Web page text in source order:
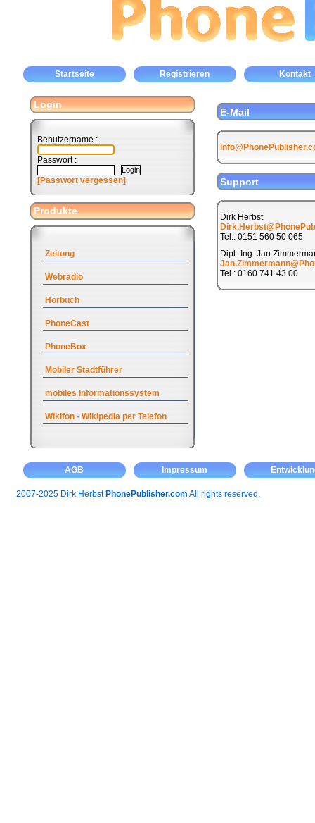
Startseite Registrieren Kontakt
Login
Benutzername :
Passwort :
[Passwort vergessen]
Produkte
Zeitung
Webradio
Hörbuch
PhoneCast
PhoneBox
Mobiler Stadtführer
mobiles Informationssystem
Wikifon - Wikipedia per Telefon
E-Mail
Support
Dirk Herbst
Tel.: 0151 560 50 065
Dipl.-Ing. Jan
Tel.: 0160 741 43 00
AGB Impressum
2007-2025 Dirk Herbst PhonePublisher.com All rights reserved.